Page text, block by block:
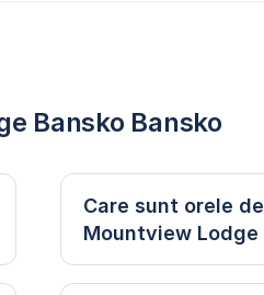
Bansko Bansko
Care sunt orele
Mountview Lodge